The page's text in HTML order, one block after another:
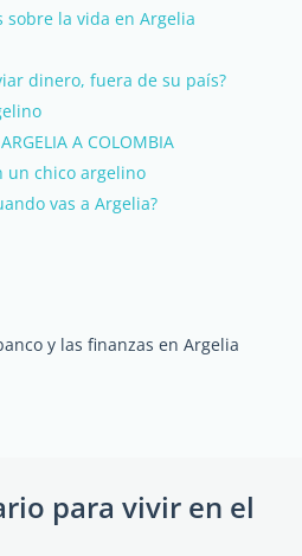
sobre la vida en Argelia
dinero, fuera de su país?
A COLOMBIA
un chico argelino
vas a Argelia?
y las finanzas en Argelia
para vivir en el